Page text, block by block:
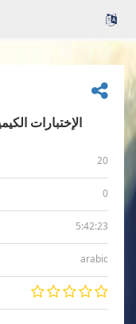
الإختبارات
20
0
5:42:23
arabic